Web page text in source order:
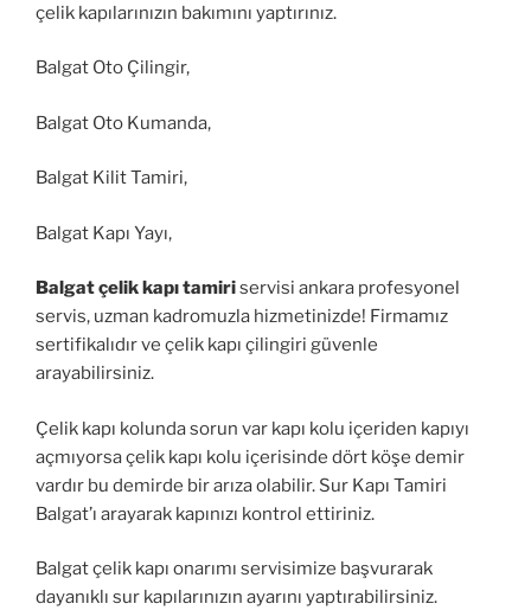
çelik kapılarınızın bakımını yaptırınız.
Balgat Oto Çilingir,
Balgat Oto Kumanda,
Balgat Kilit Tamiri,
Balgat Kapı Yayı,
Balgat çelik kapı tamiriservisi ankara profesyonel
servis, uzman kadromuzla hizmetinizde! Firmamız
sertifikalıdır ve çelik kapı çilingiri güvenle
arayabilirsiniz.
Çelik kapı kolunda sorun var kapı kolu içeriden kapıyı
açmıyorsa çelik kapı kolu içerisinde dört köşe demir
vardır bu demirde bir arıza olabilir. Sur Kapı Tamiri
Balgat’ı arayarak kapınızı kontrol ettiriniz.
Balgat çelik kapı onarımı servisimize başvurarak
dayanıklı sur kapılarınızın ayarını yaptırabilirsiniz.